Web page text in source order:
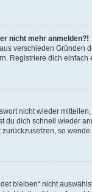
nicht mehr anmelden?!
verschieden
Registriere dich
nicht wieder
du dich schnell wieder
so
bleiben“ nicht